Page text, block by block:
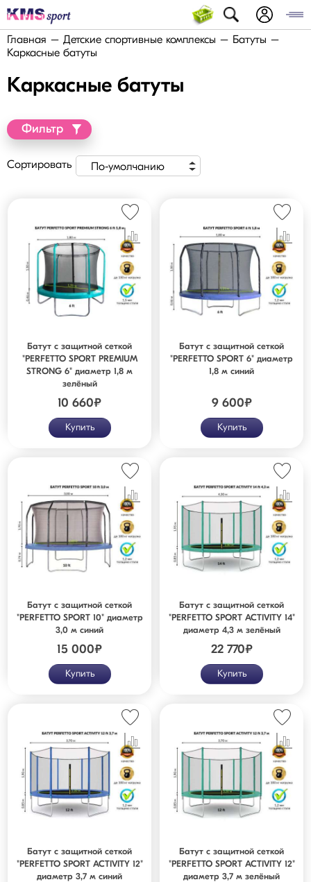
Главная Детские спортивные комплексы
Батуты
Каркасные батуты
Каркасные батуты
Фильтр
Сортировать По-умолчанию
Батут с защитной сеткой
"PERFETTO SPORT PREMIUM
STRONG 6" диаметр 1,8 м
зелёный
10 660₽
Купить
Батут с защитной сеткой
"PERFETTO SPORT 6" диаметр
1,8 м синий
9 600₽
Купить
Батут с защитной сеткой
"PERFETTO SPORT 10" диаметр
3,0 м синий
15 000₽
Купить
Батут с защитной сеткой
"PERFETTO SPORT ACTIVITY 14"
диаметр 4,3 м зелёный
22 770₽
Купить
Батут с защитной сеткой
"PERFETTO SPORT ACTIVITY 12"
диаметр 3,7 м синий
Батут с защитной сеткой
"PERFETTO SPORT ACTIVITY 12"
диаметр 3,7 м зелёный